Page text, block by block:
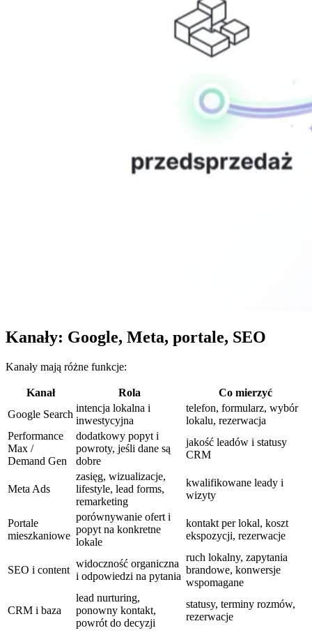
Kanały: Google, Meta, portale, SEO
Kanały mają różne funkcje:
Kanał Rola
Co mierzyć
Google Search
intencja lokalna i
inwestycyjna
telefon, formularz, wybór
lokalu, rezerwacja
Performance
Max /
Demand Gen
dodatkowy popyt i
powroty, jeśli dane są
dobre
jakość leadów i statusy
CRM
Meta Ads
zasięg, wizualizacje,
lifestyle, lead forms,
remarketing
kwalifikowane leady i
wizyty
Portale
mieszkaniowe
porównywanie ofert i
popyt na konkretne
lokale
kontakt per lokal, koszt
ekspozycji, rezerwacje
SEO i content
widoczność organiczna
i odpowiedzi na pytania
ruch lokalny, zapytania
brandowe, konwersje
wspomagane
CRM i baza
lead nurturing,
ponowny kontakt,
powrót do decyzji
statusy, terminy rozmów,
rezerwacje